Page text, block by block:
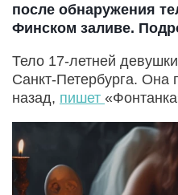
после обнаружения
Финском заливе.
Тело 17-летней
Санкт-Петербурга. Она
назад, пишет